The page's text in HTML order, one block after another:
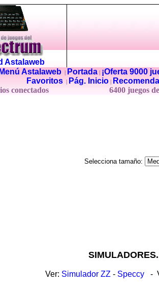
Astalaweb
Menú Astalaweb| Portada|
¡Oferta 9000
Favoritos
Pág. Inicio
conectados
6400 juegos
Selecciona tamaño:
Ver: Simulador ZZ - Speccy -